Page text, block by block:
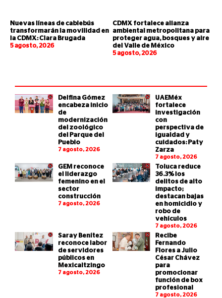
Nuevas líneas de cablebús
transformarán la movilidad en
la CDMX: Clara Brugada
5 agosto, 2026
CDMX fortalece alianza
ambiental metropolitana para
proteger agua, bosques y aire
del Valle de México
5 agosto, 2026
Delfina Gómez
encabeza inicio
de
modernización
del zoológico
del Parque del
Pueblo
7 agosto, 2026
UAEMéx
fortalece
investigación
con
perspectiva de
igualdad y
cuidados: Paty
Zarza
7 agosto, 2026
GEM reconoce
el liderazgo
femenino en el
sector
construcción
7 agosto, 2026
Toluca reduce
36.3% los
delitos de alto
impacto;
destacan bajas
en homicidio y
robo de
vehículos
7 agosto, 2026
Saray Benítez
reconoce labor
de servidores
públicos en
Mexicaltzingo
7 agosto, 2026
Recibe
Fernando
Flores a Julio
César Chávez
para
promocionar
función de box
profesional
7 agosto, 2026